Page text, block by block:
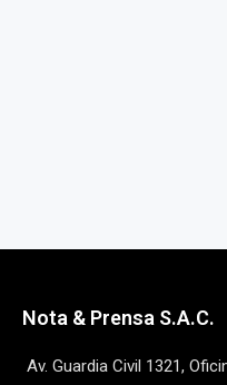
Nota & Prensa S.A.C.
Av. Guardia Civil 1321,